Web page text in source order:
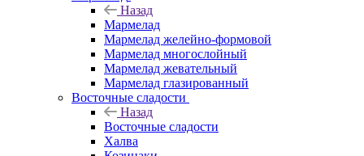
Назад
Мармелад
Мармелад желейно-формовой
Мармелад многослойный
Мармелад жевательный
Мармелад глазированный
Восточные сладости
Назад
Восточные сладости
Халва